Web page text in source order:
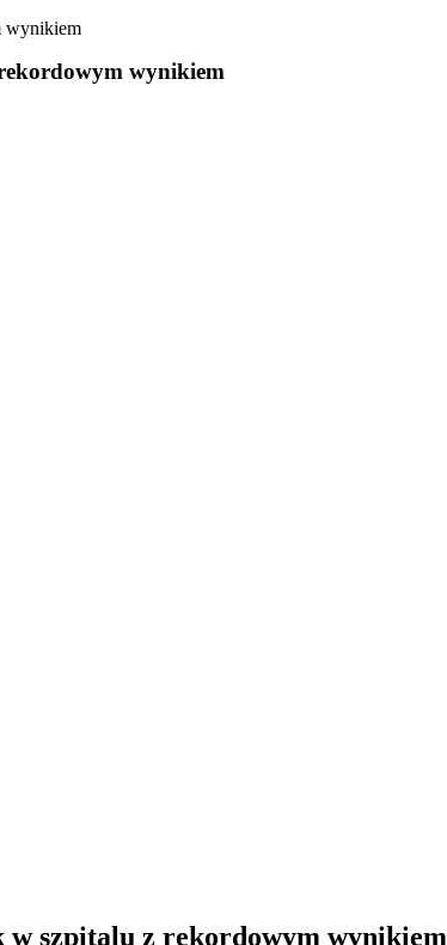
wynikiem
wynikiem
szpitalu z rekordowym wynikiem